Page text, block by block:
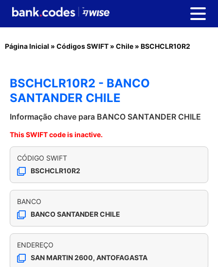
Página Inicial » Códigos SWIFT » Chile » BSCHCLR10R2
BSCHCLR10R2 - BANCO
SANTANDER CHILE
Informação chave para BANCO SANTANDER CHILE
This SWIFT code is inactive.
CÓDIGO SWIFT
BSCHCLR10R2
BANCO
BANCO SANTANDER CHILE
ENDEREÇO
SAN MARTIN 2600, ANTOFAGASTA